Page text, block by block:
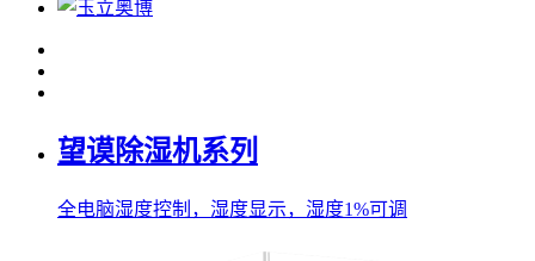
望谟除湿机系列
全电脑湿度控制，湿度显示，湿度1%可调